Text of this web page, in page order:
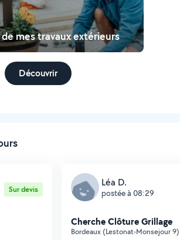
mes travaux extérieurs
Découvrir
Sur devis
Léa D.
postée à 08:29
Cherche Clôture Grillage
Bordeaux (Lestonat-Monsejour 9)